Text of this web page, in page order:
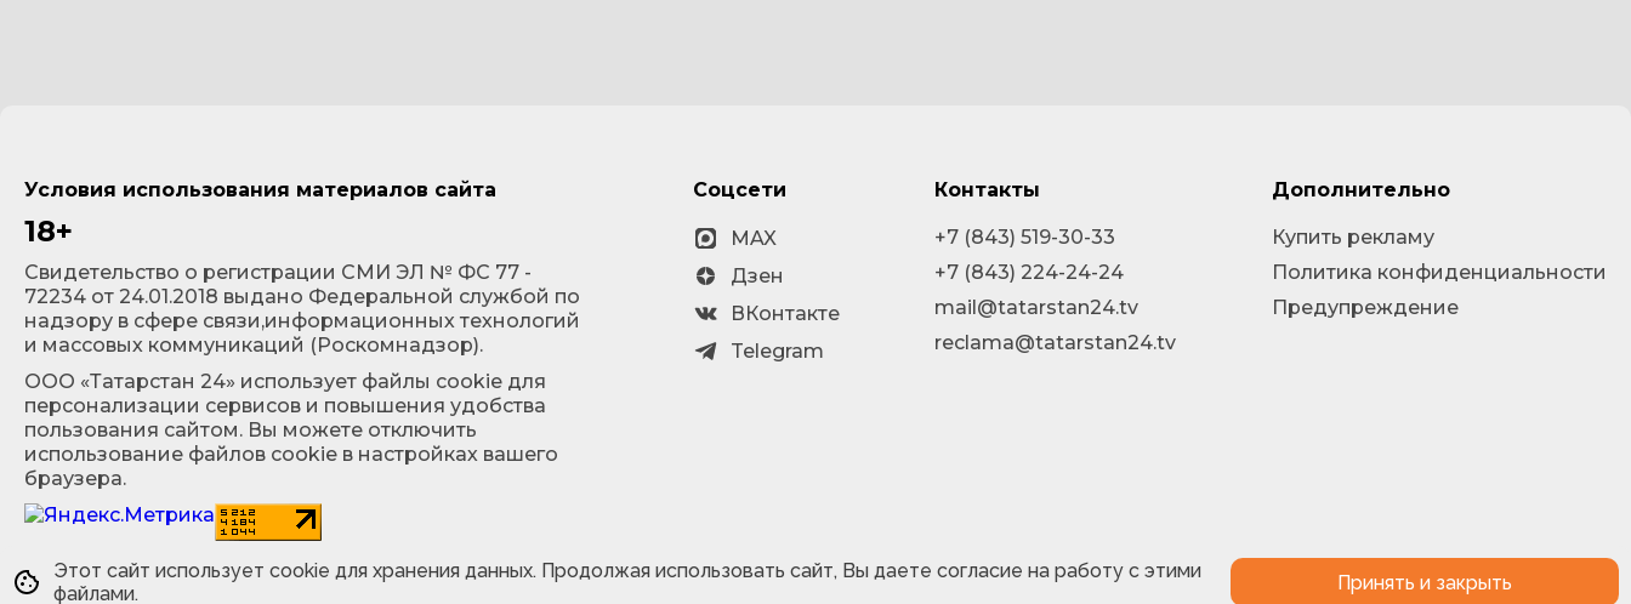
Условия использования материалов сайта
18+
Cвидетельство о регистрации СМИ ЭЛ № ФС 77 -
72234 от 24.01.2018 выдано Федеральной службой по
надзору в сфере связи,информационных технологий
и массовых коммуникаций (Роскомнадзор).
ООО «Татарстан 24» использует файлы cookie для
персонализации сервисов и повышения удобства
пользования сайтом. Вы можете отключить
использование файлов cookie в настройках вашего
браузера.
Соцсети
MAX
Дзен
ВКонтакте
Telegram
Контакты
+7 (843) 519-30-33
+7 (843) 224-24-24
mail@tatarstan24.tv
reclama@tatarstan24.tv
Дополнительно
Купить рекламу
Политика конфиденциальности
Предупреждение
Этот сайт использует cookie для хранения данных. Продолжая использовать сайт, Вы даете согласие на работу с этими
файлами.
Принять и закрыть